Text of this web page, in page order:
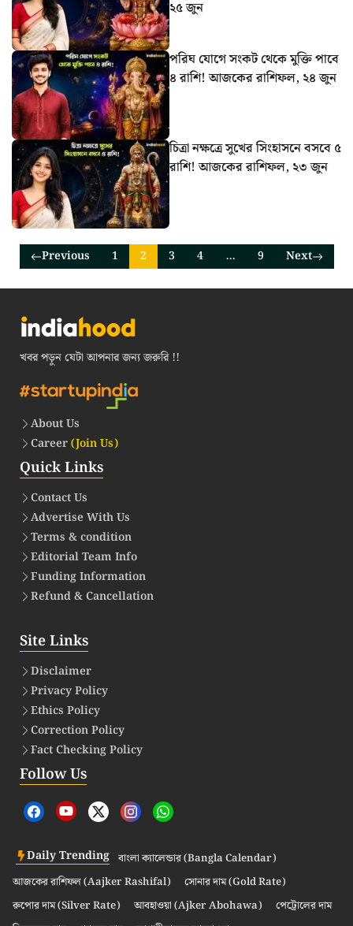
২৫ জুন
পরিঘ যোগে সংকট থেকে মুক্তি পাবে
৪ রাশি! আজকের রাশিফল, ২৪ জুন
চিত্রা নক্ষত্রে সুখের সিংহাসনে বসবে ৫
রাশি! আজকের রাশিফল, ২৩ জুন
Previous 1 2 3 4 … 9 Next
খবর পড়ুন যেটা আপনার জন্য জরুরি !!
About Us
Career(Join Us)
Quick Links
Contact Us
Advertise With Us
Terms & condition
Editorial Team Info
Funding Information
Refund & Cancellation
Site Links
Disclaimer
Privacy Policy
Ethics Policy
Correction Policy
Fact Checking Policy
Follow Us
Daily Trending বাংলা ক্যালেন্ডার (Bangla Calendar)
আজকের রাশিফল (Aajker Rashifal)
সোনার দাম (Gold Rate)
রুপোর দাম (Silver Rate)
আবহাওয়া (Ajker Abohawa)
পেট্রোলের দাম